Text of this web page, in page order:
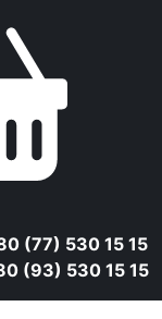
(77) 530 15 15
(93) 530 15 15